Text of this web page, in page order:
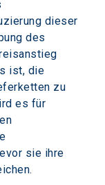
dieser
des
ist, die
zu
es für
sie ihre